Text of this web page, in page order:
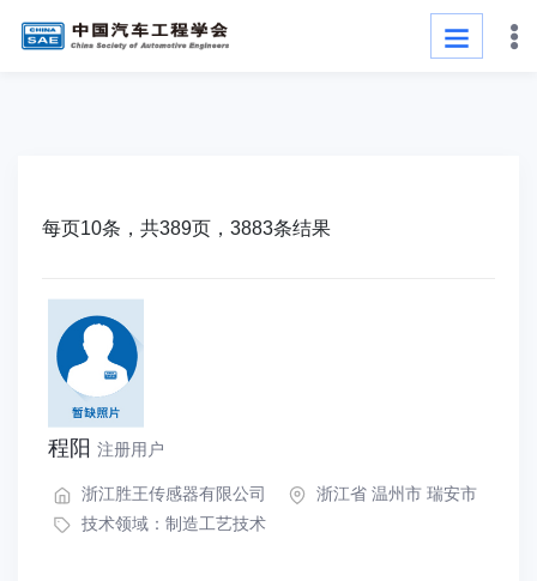
每页10条，共389页，3883条结果
程阳 注册用户
浙江胜王传感器有限公司
浙江省 温州市 瑞安市
技术领域： 制造工艺技术